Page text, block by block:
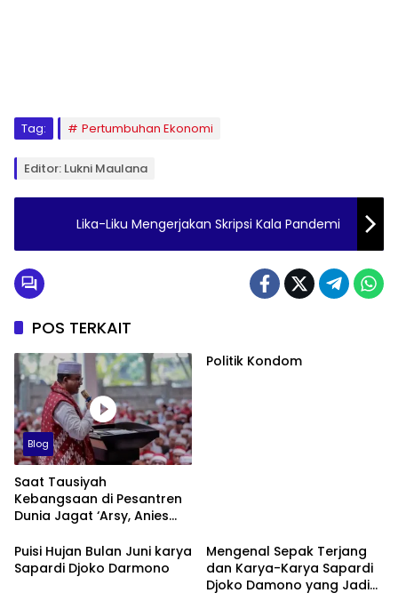
Tag: Pertumbuhan Ekonomi
Editor: Lukni Maulana
Lika-Liku Mengerjakan Skripsi Kala Pandemi
POS TERKAIT
Blog
Saat Tausiyah
Kebangsaan di Pesantren
Dunia Jagat ‘Arsy, Anies
Dukungan dari Abah Aos
Politik Kondom
Puisi Hujan Bulan Juni karya
Sapardi Djoko Darmono
Mengenal Sepak Terjang
dan Karya-Karya Sapardi
Djoko Damono yang Jadi